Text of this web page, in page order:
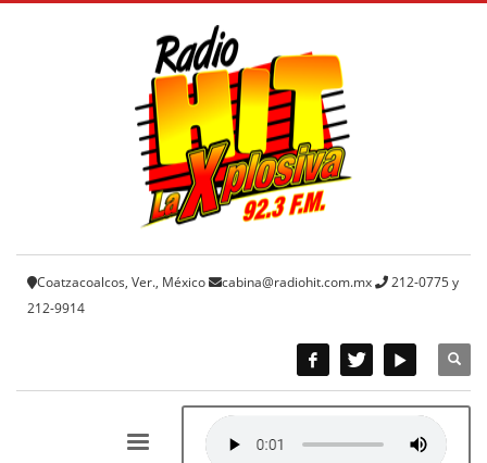
Coatzacoalcos, Ver., México cabina@radiohit.com.mx
212-0775 y
212-9914